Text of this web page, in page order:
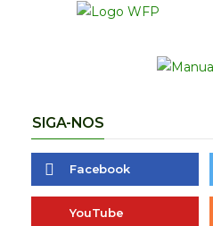
SIGA-NOS
Facebook
YouTube